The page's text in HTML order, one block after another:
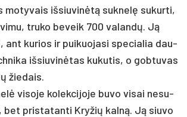
mo­ty­vais iš­siu­vinėtą su­knelę su­kur­ti,
tru­ko be­veik 700 va­landų. Ją
ant ku­rios ir pui­kuo­ja­si spe­cia­lia dau­
iš­siu­vinė­tas ku­ku­tis, o gob­tu­vas
žie­dais.
vi­so­je ko­lek­ci­jo­je bu­vo vi­sai ne­su­
bet pri­sta­tan­ti Kry­žių kalną. Ją siu­vo